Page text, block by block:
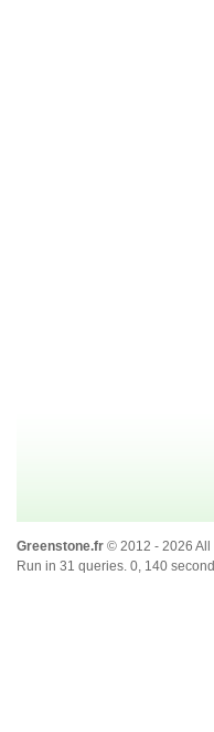
Greenstone.fr © 2012 - 2026 All
Run in 31 queries. 0, 140